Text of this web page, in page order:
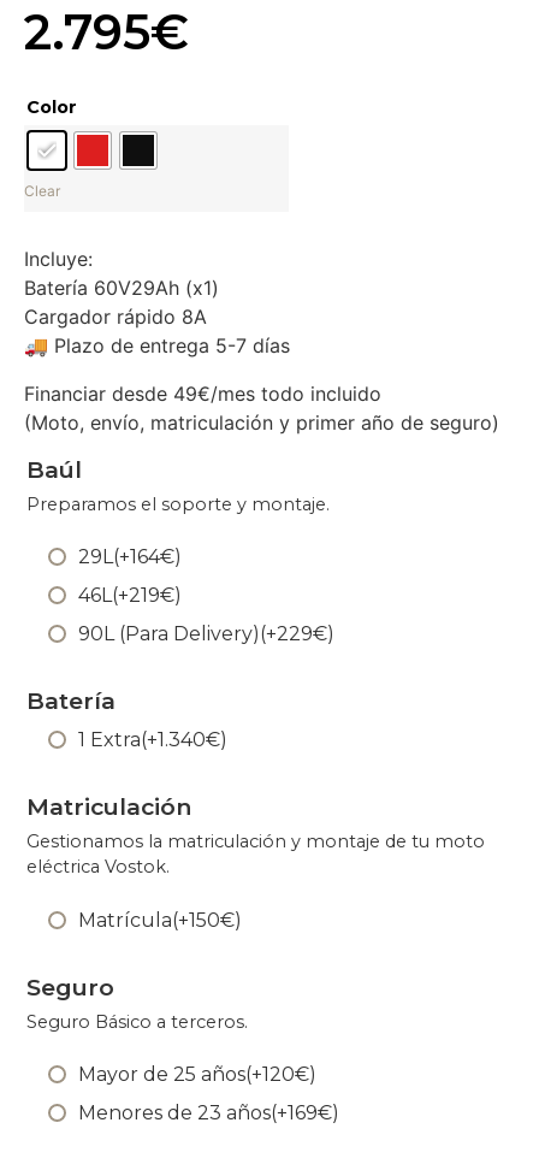
2.795€
Color
Clear
Incluye:
Batería 60V29Ah (x1)
Cargador rápido 8A
🚚 Plazo de entrega 5-7 días
Financiar desde 49€/mes todo incluido
(Moto, envío, matriculación y primer año de seguro)
Baúl
Preparamos el soporte y montaje.
29L(+164€)
46L(+219€)
90L (Para Delivery)(+229€)
Batería
1 Extra(+1.340€)
Matriculación
Gestionamos la matriculación y montaje de tu moto
eléctrica Vostok.
Matrícula(+150€)
Seguro
Seguro Básico a terceros.
Mayor de 25 años(+120€)
Menores de 23 años(+169€)